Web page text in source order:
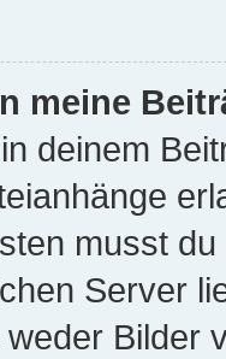
meine
deinem
musst
Server
Bilder